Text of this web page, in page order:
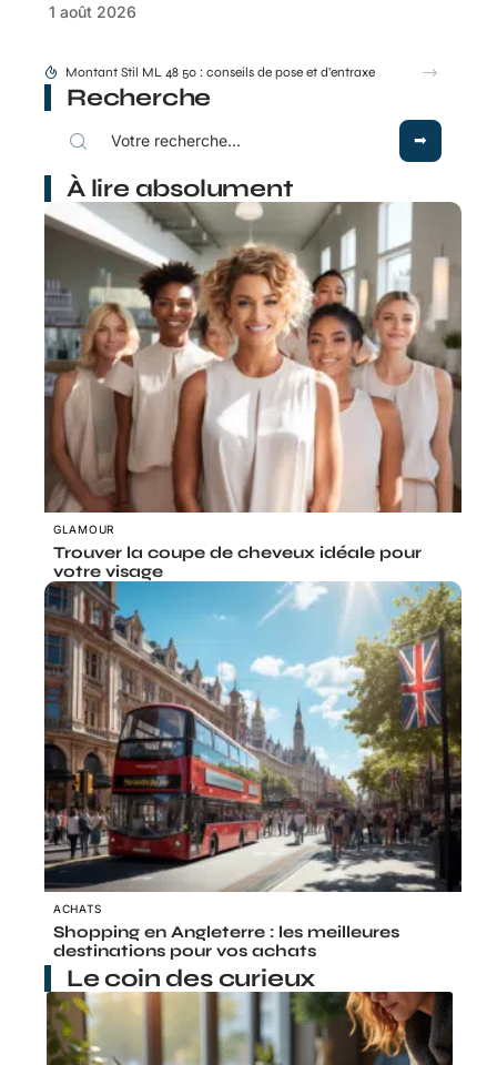
1 août 2026
Montant Stil ML 48 50 : conseils de pose et d’entraxe
Recherche
À lire absolument
GLAMOUR
Trouver la coupe de cheveux idéale pour
votre visage
ACHATS
Shopping en Angleterre : les meilleures
destinations pour vos achats
Le coin des curieux